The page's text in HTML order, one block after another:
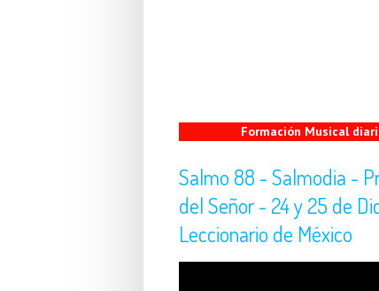
Formación Musical
Salmo 88 - Salmodia -
del Señor - 24 y 25 de
Leccionario de México